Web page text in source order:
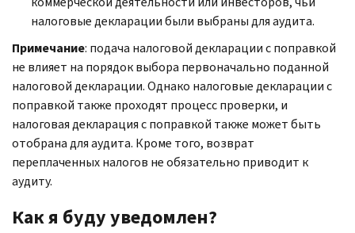
налоговые декларации были выбраны для аудита.
Примечание: подача налоговой декларации с поправкой
не влияет на порядок выбора первоначально поданной
налоговой декларации. Однако налоговые декларации с
поправкой также проходят процесс проверки, и
налоговая декларация с поправкой также может быть
отобрана для аудита. Кроме того, возврат
переплаченных налогов не обязательно приводит к
аудиту.
Как я буду уведомлен?